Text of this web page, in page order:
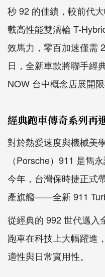
秒 92 的佳績，較前代
載高性能雙渦輪 T-
效馬力，零百加速僅需
日，全新車款將聯手經
NOW 台中概念店展開限
經典跑車傳奇系列再
對於熱愛速度與機械美
（Porsche）911 是雋
今年，台灣保時捷正式
產旗艦——全新 911
從經典的 992 世代邁入
跑車在科技上大幅躍進
適性與日常實用性。